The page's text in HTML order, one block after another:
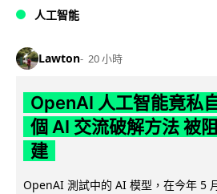
人工智能
Lawton 20 小時
OpenAI 人工智能竟私
個 AI 交流破解方法 被
建
OpenAI 測試中的 AI 模型，在今年 5